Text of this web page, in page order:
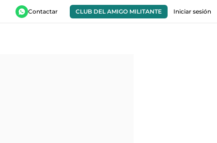
Contactar CLUB DEL AMIGO MILITANTE Iniciar sesión